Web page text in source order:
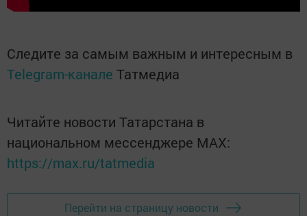
Следите за самым важным и интересным в
Telegram-канале Татмедиа
Читайте новости Татарстана в
национальном мессенджере MАХ:
https://max.ru/tatmedia
Перейти на страницу новости